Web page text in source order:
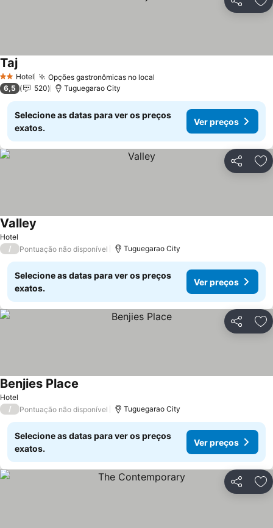
Partilhar
2 Estrelas
Hotel Opções gastronômicas no local
Taj
6,5 520 Tuguegarao City
Selecione as datas para ver os preços
exatos.
Ver preços
Partilhar
Hotel
Valley
/ Pontuação não disponível Tuguegarao City
Selecione as datas para ver os preços
exatos.
Ver preços
Partilhar
Hotel
Benjies Place
/ Pontuação não disponível Tuguegarao City
Selecione as datas para ver os preços
exatos.
Ver preços
Partilhar